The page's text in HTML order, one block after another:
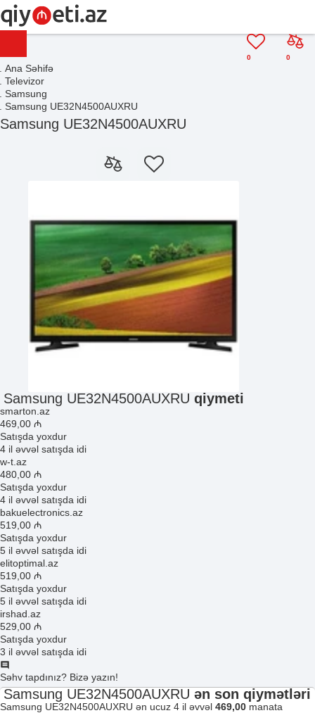
0
0
Ana Səhifə
Televizor
Samsung
Samsung UE32N4500AUXRU
Samsung UE32N4500AUXRU
Samsung UE32N4500AUXRU qiymeti
smarton.az
469 ,00 ₼
Satışda yoxdur
4 il əvvəl satışda idi
w-t.az
480 ,00 ₼
Satışda yoxdur
4 il əvvəl satışda idi
bakuelectronics.az
519 ,00 ₼
Satışda yoxdur
5 il əvvəl satışda idi
elitoptimal.az
519 ,00 ₼
Satışda yoxdur
5 il əvvəl satışda idi
irshad.az
529 ,00 ₼
Satışda yoxdur
3 il əvvəl satışda idi
Səhv tapdınız? Bizə yazın!
Samsung UE32N4500AUXRU ən son qiymətləri
Samsung UE32N4500AUXRU ən ucuz 4 il əvvəl 469,00 manata